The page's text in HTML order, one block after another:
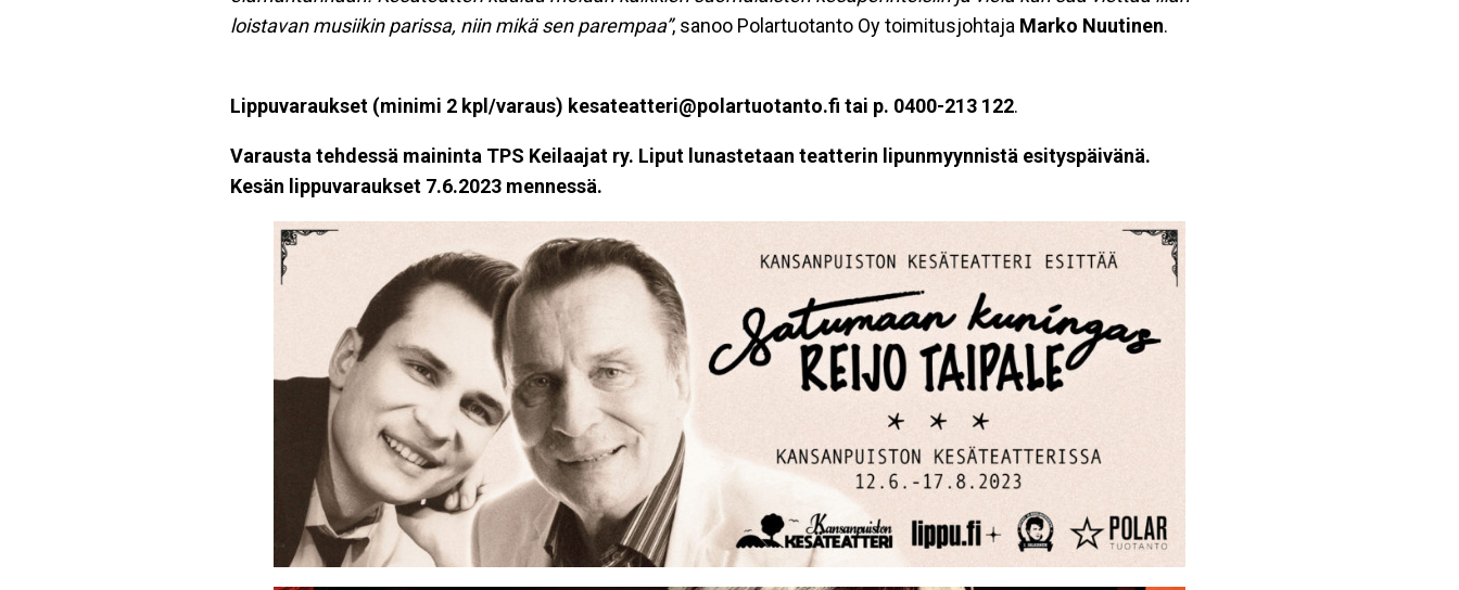
loistavan musiikin parissa, niin mikä sen parempaa”, sanoo Polartuotanto Oy toimitusjohtaja Marko Nuutinen.
Lippuvaraukset (minimi 2 kpl/varaus) kesateatteri@polartuotanto.fi tai p. 0400-213 122.
Varausta tehdessä maininta TPS Keilaajat ry. Liput lunastetaan teatterin lipunmyynnistä esityspäivänä.
Kesän lippuvaraukset 7.6.2023 mennessä.